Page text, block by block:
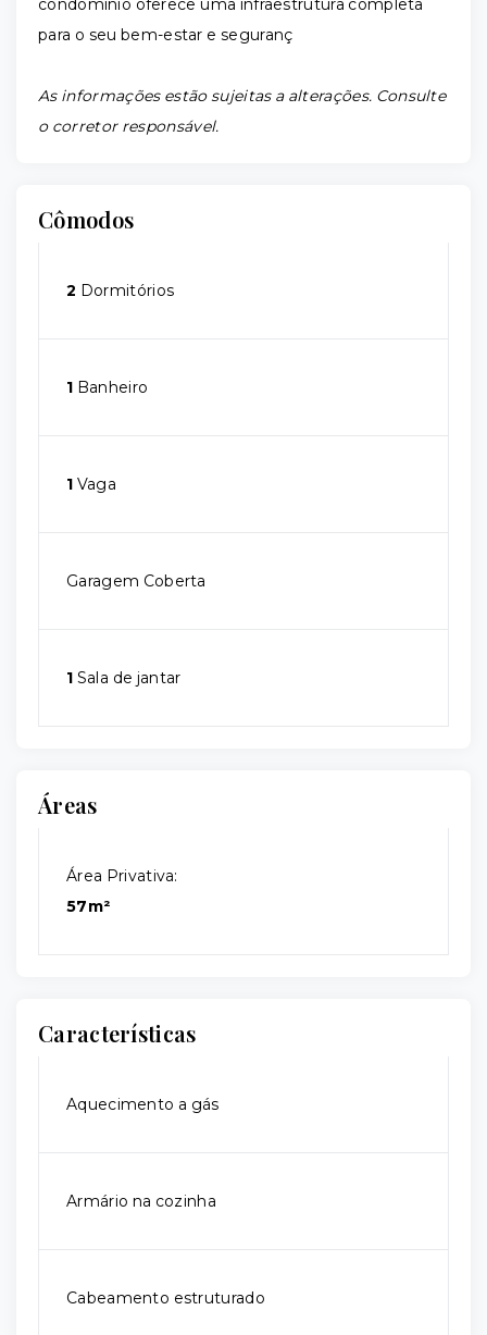
condomínio oferece uma infraestrutura completa
para o seu bem-estar e seguranç
As informações estão sujeitas a alterações. Consulte
o corretor responsável.
Cômodos
2 Dormitórios
1 Banheiro
1 Vaga
Garagem Coberta
1 Sala de jantar
Áreas
Área Privativa:
57m²
Características
Aquecimento a gás
Armário na cozinha
Cabeamento estruturado